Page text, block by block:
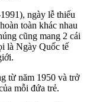
ngày lễ thiếu
toàn khác nhau
cũng mang 2 cái
là Ngày Quốc tế
từ năm 1950 và trở
mỗi đứa trẻ.